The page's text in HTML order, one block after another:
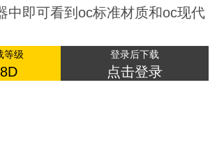
中即可看到oc标准材质和oc现代
等级 登录后下载
点击登录